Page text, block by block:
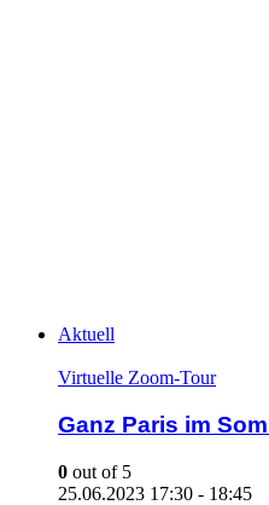
Aktuell
Virtuelle Zoom-Tour
Ganz Paris im
0 out of 5
25.06.2023 17:30 - 18:45